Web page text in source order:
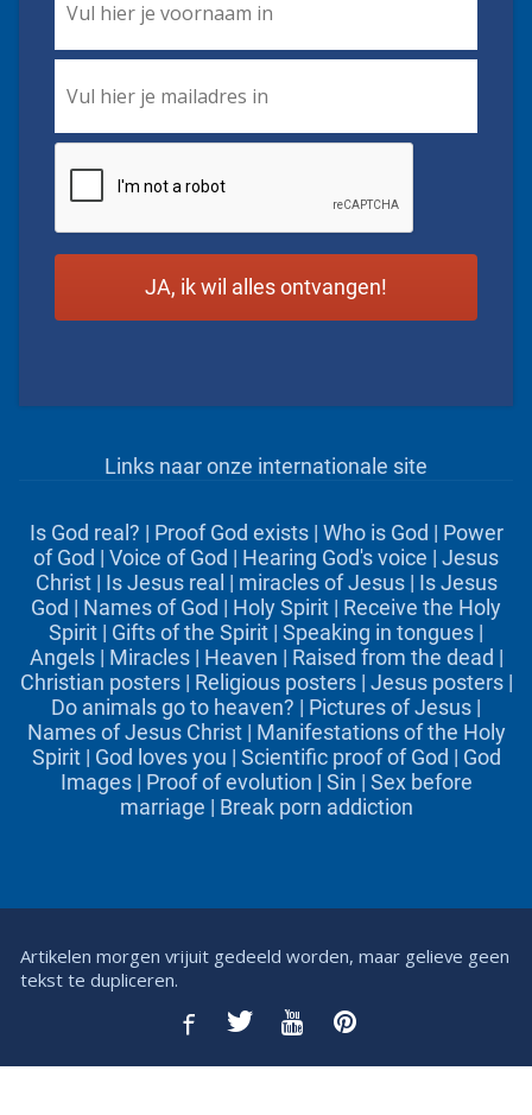
Name *
Links naar onze internationale site
Is God real? | Proof God exists| Who is God | Power
of God | Voice of God | Hearing God's voice | Jesus
Christ| Is Jesus real | miracles of Jesus| Is Jesus
God | Names of God | Holy Spirit | Receive the Holy
Spirit | Gifts of the Spirit | Speaking in tongues |
Angels| Miracles| Heaven | Raised from the dead |
Christian posters| Religious posters| Jesus posters|
Do animals go to heaven? | Pictures of Jesus |
Names of Jesus Christ| Manifestations of the Holy
Spirit| God loves you | Scientific proof of God | God
Images| Proof of evolution | Sin | Sex before
marriage | Break porn addiction
Artikelen morgen vrijuit gedeeld worden, maar gelieve geen
tekst te dupliceren.